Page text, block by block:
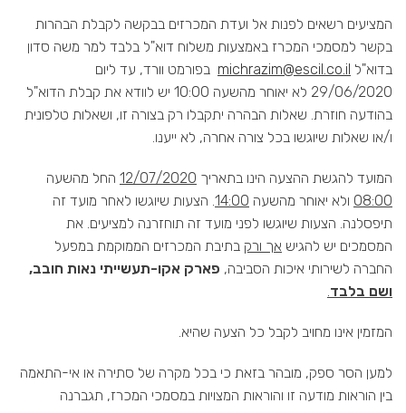
המציעים רשאים לפנות אל ועדת המכרזים בבקשה לקבלת הבהרות
בקשר למסמכי המכרז באמצעות משלוח דוא"ל בלבד למר משה סדון
בדוא"ל michrazim@escil.co.il בפורמט וורד, עד ליום
29/06/2020 לא יאוחר מהשעה 10:00 יש לוודא את קבלת הדוא"ל
בהודעה חוזרת. שאלות הבהרה יתקבלו רק בצורה זו, ושאלות טלפונית
ו/או שאלות שיוגשו בכל צורה אחרה, לא ייענו.
המועד להגשת ההצעה הינו בתאריך 12/07/2020 החל מהשעה
08:00 ולא יאוחר מהשעה 14:00. הצעות שיוגשו לאחר מועד זה
תיפסלנה. הצעות שיוגשו לפני מועד זה תוחזרנה למציעים. את
המסמכים יש להגיש אך ורק בתיבת המכרזים הממוקמת במפעל
החברה לשירותי איכות הסביבה, פארק אקו-תעשייתי נאות חובב,
ושם בלבד.
המזמין אינו מחויב לקבל כל הצעה שהיא.
למען הסר ספק, מובהר בזאת כי בכל מקרה של סתירה או אי-התאמה
בין הוראות מודעה זו והוראות המצויות במסמכי המכרז, תגברנה